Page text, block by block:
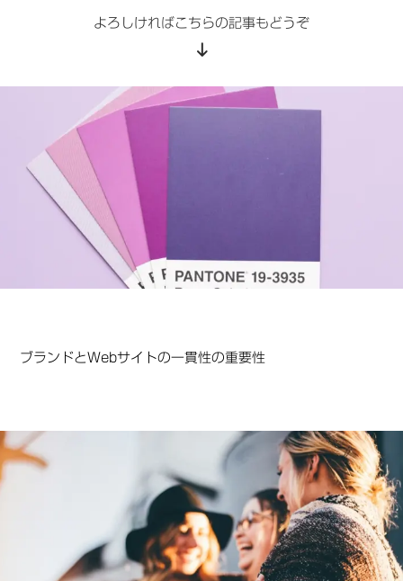
よろしければこちらの記事もどうぞ
ブランドとWebサイトの一貫性の重要性